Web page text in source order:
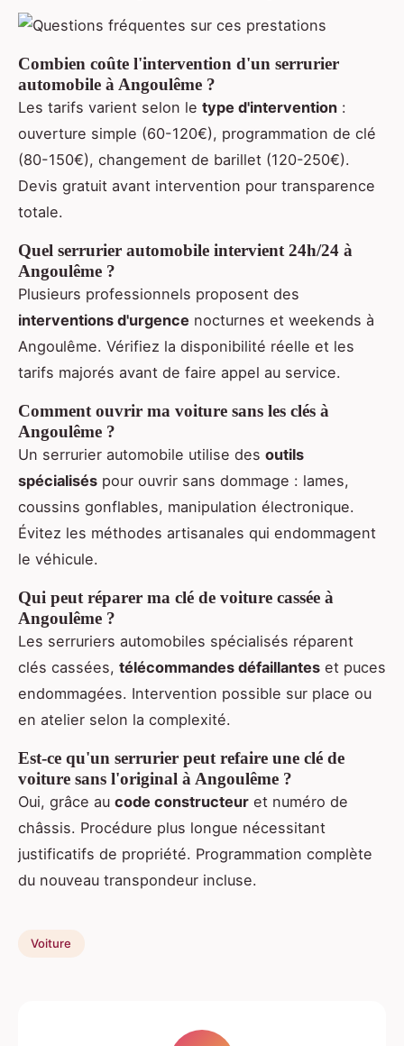
Combien coûte l'intervention d'un serrurier
automobile à Angoulême ?
Les tarifs varient selon le type d'intervention :
ouverture simple (60-120€), programmation de clé
(80-150€), changement de barillet (120-250€).
Devis gratuit avant intervention pour transparence
totale.
Quel serrurier automobile intervient 24h/24 à
Angoulême ?
Plusieurs professionnels proposent des
interventions d'urgence nocturnes et weekends à
Angoulême. Vérifiez la disponibilité réelle et les
tarifs majorés avant de faire appel au service.
Comment ouvrir ma voiture sans les clés à
Angoulême ?
Un serrurier automobile utilise des outils
spécialisés pour ouvrir sans dommage : lames,
coussins gonflables, manipulation électronique.
Évitez les méthodes artisanales qui endommagent
le véhicule.
Qui peut réparer ma clé de voiture cassée à
Angoulême ?
Les serruriers automobiles spécialisés réparent
clés cassées, télécommandes défaillantes et puces
endommagées. Intervention possible sur place ou
en atelier selon la complexité.
Est-ce qu'un serrurier peut refaire une clé de
voiture sans l'original à Angoulême ?
Oui, grâce au code constructeur et numéro de
châssis. Procédure plus longue nécessitant
justificatifs de propriété. Programmation complète
du nouveau transpondeur incluse.
Voiture